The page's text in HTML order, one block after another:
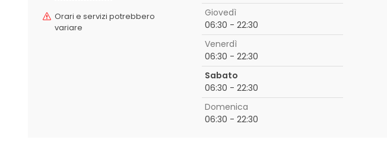
Orari e servizi potrebbero
variare
Giovedì
06:30 - 22:30
Venerdì
06:30 - 22:30
Sabato
06:30 - 22:30
Domenica
06:30 - 22:30